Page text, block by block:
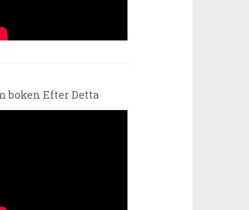
boken Efter Detta